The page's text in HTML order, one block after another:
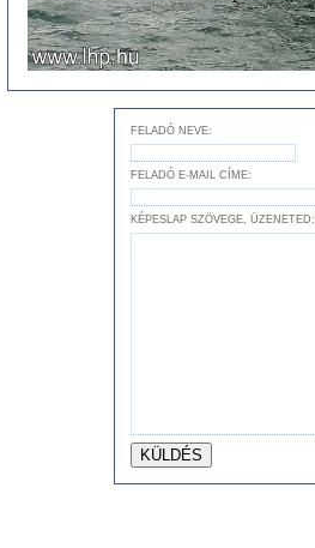
FELADÓ NEVE:
FELADÓ E-MAIL CÍME:
KÉPESLAP SZÖVEGE, ÜZENETED: